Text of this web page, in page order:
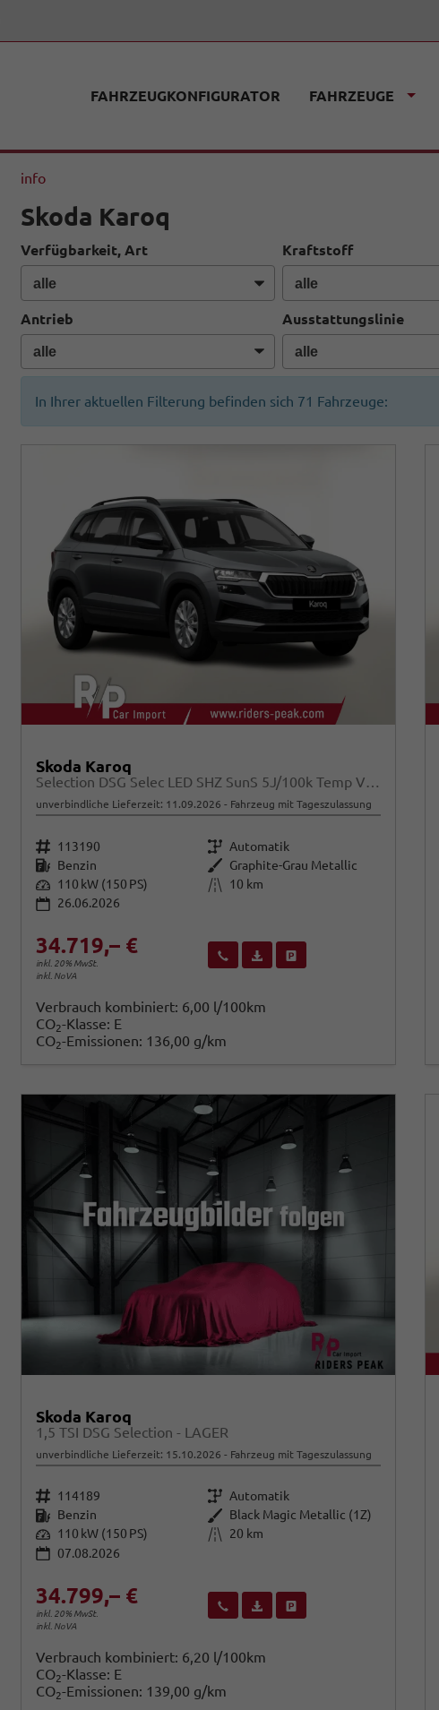
FAHRZEUGKONFIGURATOR FAHRZEUGE
info
Skoda Karoq
Verfügbarkeit, Art Kraftstoff
Antrieb Ausstattungslinie
In Ihrer aktuellen Filterung befinden sich 71 Fahrzeuge:
Skoda Karoq
Selection DSG Selec LED SHZ SunS 5J/100k Temp VirtC
unverbindliche Lieferzeit: 11.09.2026 Fahrzeug mit Tageszulassung
Fahrzeugnr. 113190 Getriebe Automatik
Kraftstoff Benzin Außenfarbe Graphite-Grau Metallic
Leistung 110 kW (150 PS) Kilometerstand 10 km
26.06.2026
34.719,– €
inkl. 20% MwSt.
inkl. NoVA
Wir rufen Sie anFahrzeugexposé (PDF)
Verbrauch kombiniert: 6,00 l/100km
CO2-Klasse: E
CO2-Emissionen: 136,00 g/km
Skoda Karoq
1,5 TSI DSG Selection - LAGER
unverbindliche Lieferzeit: 15.10.2026 Fahrzeug mit Tageszulassung
Fahrzeugnr. 114189 Getriebe Automatik
Kraftstoff Benzin Außenfarbe Black Magic Metallic (1Z)
Leistung 110 kW (150 PS) Kilometerstand 20 km
07.08.2026
34.799,– €
inkl. 20% MwSt.
inkl. NoVA
Wir rufen Sie anFahrzeugexposé (PDF)
Verbrauch kombiniert: 6,20 l/100km
CO2-Klasse: E
CO2-Emissionen: 139,00 g/km